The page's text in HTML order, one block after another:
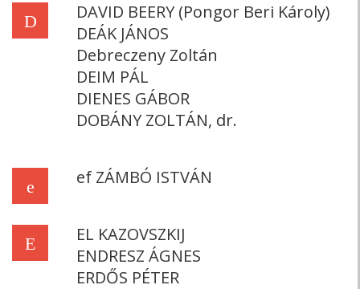
D
DAVID BEERY (Pongor Beri Károly)
DEÁK JÁNOS
Debreczeny Zoltán
DEIM PÁL
DIENES GÁBOR
DOBÁNY ZOLTÁN, dr.
e ef ZÁMBÓ ISTVÁN
E
EL KAZOVSZKIJ
ENDRESZ ÁGNES
ERDŐS PÉTER